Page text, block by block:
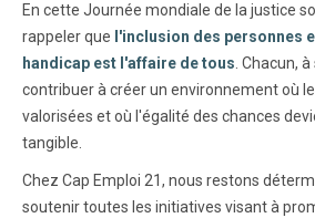
En cette Journée mondiale de la justice
rappeler que l'inclusion des personnes
handicap est l'affaire de tous. Chacun,
contribuer à créer un environnement où
valorisées et où l'égalité des chances
tangible.
Chez Cap Emploi 21, nous restons
soutenir toutes les initiatives visant à